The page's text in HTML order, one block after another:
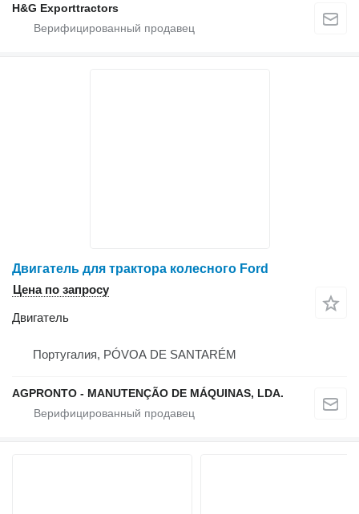
H&G Exporttractors
Двигатель для трактора колесного Ford
Цена по запросу
Двигатель
Португалия, PÓVOA DE SANTARÉM
AGPRONTO - MANUTENÇÃO DE MÁQUINAS, LDA.